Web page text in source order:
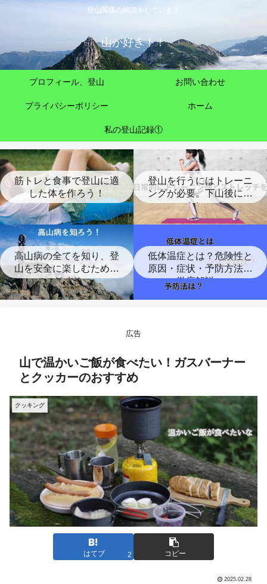
登山関係の解説をしています
山が好き！！
プロフィール、登山 お問い合わせ
プライバシーポリシー ホーム
私の登山記録①
筋トレと食事で登山に適
した体を作ろう！
登山を行うにはトレーニ
ングが必要。下山後には
ストレッチ
高山病の全てを知り、登
山を安全に楽しむための
ガイド
低体温症とは？危険性と
原因・症状・予防方法を
徹底解説。
広告
山で温かいご飯が食べたい！ガスバーナー
とクッカーのおすすめ
クッキング
はてブ 2 コピー
2025.02.28